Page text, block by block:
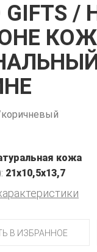
GIFTS
кожа
21х10,5х13,7
В ИЗБРАННОЕ